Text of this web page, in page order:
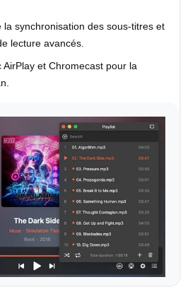
la synchronisation des sous-titres et
lecture avancés.
AirPlay et Chromecast pour la